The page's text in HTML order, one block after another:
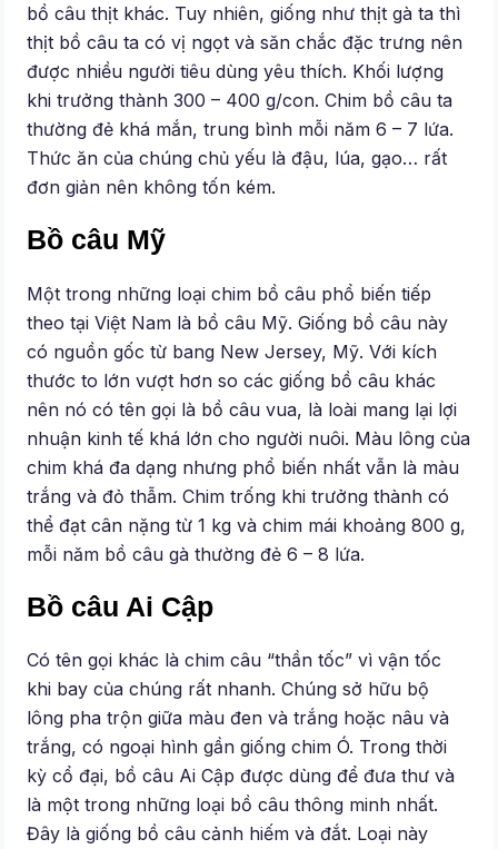
bồ câu thịt khác. Tuy nhiên, giống như thịt gà ta thì
thịt bồ câu ta có vị ngọt và săn chắc đặc trưng nên
được nhiều người tiêu dùng yêu thích. Khối lượng
khi trưởng thành 300 – 400 g/con. Chim bồ câu ta
thường đẻ khá mắn, trung bình mỗi năm 6 – 7 lứa.
Thức ăn của chúng chủ yếu là đậu, lúa, gạo… rất
đơn giản nên không tốn kém.
Bồ câu Mỹ
Một trong những loại chim bồ câu phổ biến tiếp
theo tại Việt Nam là bồ câu Mỹ. Giống bồ câu này
có nguồn gốc từ bang New Jersey, Mỹ. Với kích
thước to lớn vượt hơn so các giống bồ câu khác
nên nó có tên gọi là bồ câu vua, là loài mang lại lợi
nhuận kinh tế khá lớn cho người nuôi. Màu lông của
chim khá đa dạng nhưng phổ biến nhất vẫn là màu
trắng và đỏ thẫm. Chim trống khi trưởng thành có
thể đạt cân nặng từ 1 kg và chim mái khoảng 800 g,
mỗi năm bồ câu gà thường đẻ 6 – 8 lứa.
Bồ câu Ai Cập
Có tên gọi khác là chim câu “thần tốc” vì vận tốc
khi bay của chúng rất nhanh. Chúng sở hữu bộ
lông pha trộn giữa màu đen và trắng hoặc nâu và
trắng, có ngoại hình gần giống chim Ó. Trong thời
kỳ cổ đại, bồ câu Ai Cập được dùng để đưa thư và
là một trong những loại bồ câu thông minh nhất.
Đây là giống bồ câu cảnh hiếm và đắt. Loại này